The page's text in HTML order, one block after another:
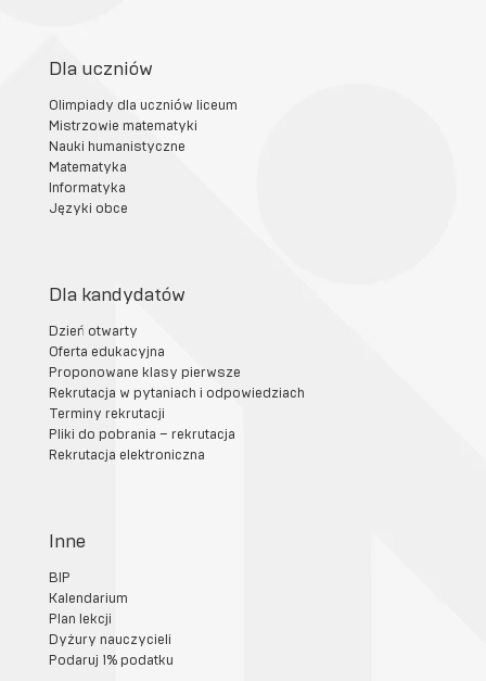
Dla uczniów
Olimpiady dla uczniów liceum
Mistrzowie matematyki
Nauki humanistyczne
Matematyka
Informatyka
Języki obce
Dla kandydatów
Dzień otwarty
Oferta edukacyjna
Proponowane klasy pierwsze
Rekrutacja w pytaniach i odpowiedziach
Terminy rekrutacji
Pliki do pobrania – rekrutacja
Rekrutacja elektroniczna
Inne
BIP
Kalendarium
Plan lekcji
Dyżury nauczycieli
Podaruj 1% podatku